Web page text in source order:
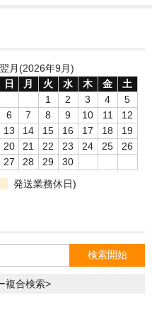
翌月(2026年9月)
日
月 火 水 木 金
土
1
2 3 4
5
6
7 8 9 10 11
12
13
14 15 16 17 18
19
20
21 22 23 24 25
26
27
28 29
30
発送業務休日)
複合検索>